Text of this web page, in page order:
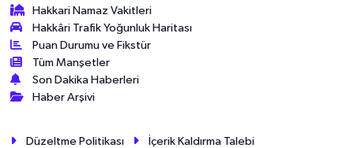
Hakkari Namaz Vakitleri
Hakkâri Trafik Yoğunluk Haritası
Puan Durumu ve Fikstür
Tüm Manşetler
Son Dakika Haberleri
Haber Arşivi
Düzeltme Politikası
İçerik Kaldırma Talebi